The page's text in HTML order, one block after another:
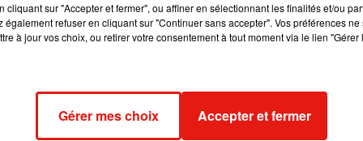
Une nuit dans cette réplique de l’appartement de Friends
de faire le voyage jusque’au Brésil pour loger dans
couple originaire de Rouen met un appartement à la
moindres détails, de celui de Monica. Et c’est un peu
cliquant sur "Accepter et fermer", ou affiner en sélectionnant les finalités et/ou
également refuser en cliquant sur "Continuer sans accepter". Vos préférences
à jour vos choix, ou retirer votre consentement à tout moment via le lien
Gérer mes choix Accepter et fermer